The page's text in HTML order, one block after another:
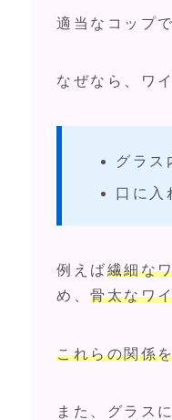
適当なコップ
なぜなら、ワ
グラス
口に入
例えば繊細な
め、骨太なワ
これらの関係
また、グラス